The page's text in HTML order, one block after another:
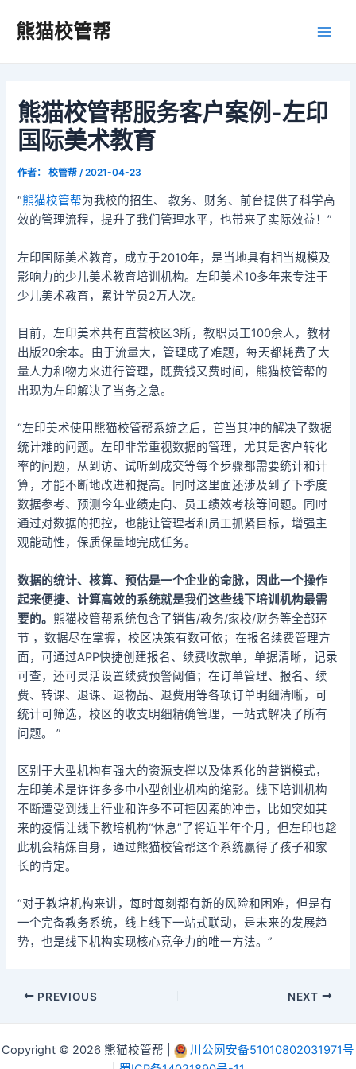
熊猫校管帮
熊猫校管帮服务客户案例-左印
国际美术教育
作者： 校管帮 /2021-04-23
“熊猫校管帮为我校的招生、 教务、财务、前台提供了科学高
效的管理流程，提升了我们管理水平，也带来了实际效益！”
左印国际美术教育，成立于2010年，是当地具有相当规模及
影响力的少儿美术教育培训机构。左印美术10多年来专注于
少儿美术教育，累计学员2万人次。
目前，左印美术共有直营校区3所，教职员工100余人，教材
出版20余本。由于流量大，管理成了难题，每天都耗费了大
量人力和物力来进行管理，既费钱又费时间，熊猫校管帮的
出现为左印解决了当务之急。
“左印美术使用熊猫校管帮系统之后，首当其冲的解决了数据
统计难的问题。左印非常重视数据的管理，尤其是客户转化
率的问题，从到访、试听到成交等每个步骤都需要统计和计
算，才能不断地改进和提高。同时这里面还涉及到了下季度
数据参考、预测今年业绩走向、员工绩效考核等问题。同时
通过对数据的把控，也能让管理者和员工抓紧目标，增强主
观能动性，保质保量地完成任务。
数据的统计、核算、预估是一个企业的命脉，因此一个操作
起来便捷、计算高效的系统就是我们这些线下培训机构最需
要的。 熊猫校管帮系统包含了销售/教务/家校/财务等全部环
节 ，数据尽在掌握，校区决策有数可依；在报名续费管理方
面，可通过APP快捷创建报名、续费收款单，单据清晰，记录
可查，还可灵活设置续费预警阈值；在订单管理、报名、续
费、转课、退课、退物品、退费用等各项订单明细清晰，可
统计可筛选，校区的收支明细精确管理，一站式解决了所有
问题。 ”
区别于大型机构有强大的资源支撑以及体系化的营销模式，
左印美术是许许多多中小型创业机构的缩影。线下培训机构
不断遭受到线上行业和许多不可控因素的冲击，比如突如其
来的疫情让线下教培机构“休息”了将近半年个月，但左印也趁
此机会精炼自身，通过熊猫校管帮这个系统赢得了孩子和家
长的肯定。
“对于教培机构来讲，每时每刻都有新的风险和困难，但是有
一个完备教务系统，线上线下一站式联动，是未来的发展趋
势，也是线下机构实现核心竞争力的唯一方法。”
navigation
PREVIOUS NEXT
Copyright © 2026 熊猫校管帮 |
川公网安备51010802031971号